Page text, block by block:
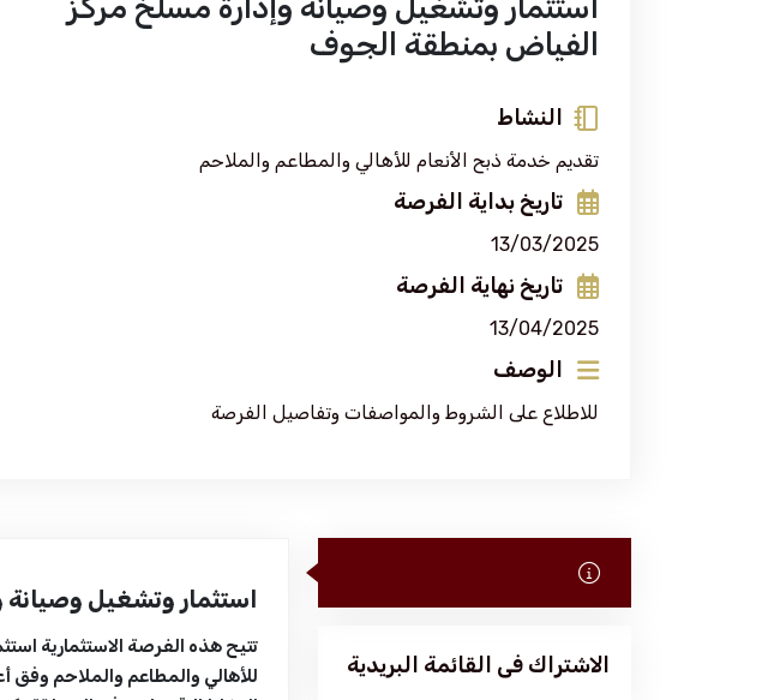
استثمار وتشغيل وصيانة وإدارة مسلخ مركز
الفياض بمنطقة الجوف
النشاط
تقديم خدمة ذبح الأنعام للأهالي والمطاعم والملاحم
تاريخ بداية الفرصة
13/03/2025
تاريخ نهاية الفرصة
13/04/2025
الوصف
للاطلاع على الشروط والمواصفات وتفاصيل الفرصة
الاشتراك فى القائمة البريدية
استثمار وتشغيل
تتيح هذه الفرصة الاستثمارية
للأهالي والمطاعم والملاحم وفق